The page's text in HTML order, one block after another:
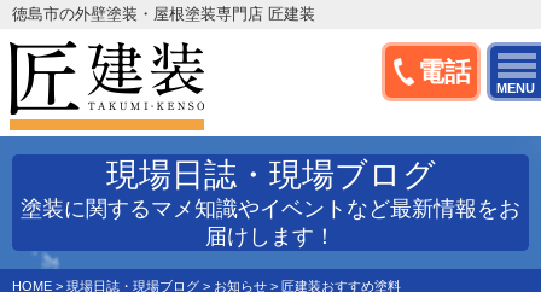
電話
MENU
徳島市の外壁塗装・屋根塗装専門店 匠建装
現場日誌・現場ブログ
塗装に関するマメ知識やイベントなど最新情報をお
届けします！
HOME > 現場日誌・現場ブログ > お知らせ > 匠建装おすすめ塗料